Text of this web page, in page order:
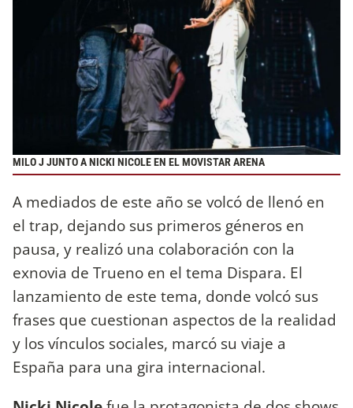
MILO J JUNTO A NICKI NICOLE EN EL MOVISTAR ARENA
A mediados de este año se volcó de llenó en
el trap, dejando sus primeros géneros en
pausa, y realizó una colaboración con la
exnovia de Trueno en el tema Dispara. El
lanzamiento de este tema, donde volcó sus
frases que cuestionan aspectos de la realidad
y los vínculos sociales, marcó su viaje a
España para una gira internacional.